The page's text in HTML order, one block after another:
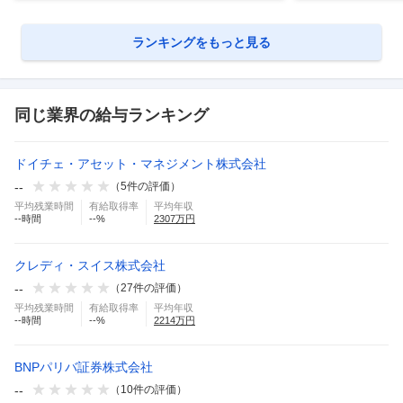
ランキングをもっと見る
同じ業界の給与ランキング
ドイチェ・アセット・マネジメント株式会社
--
（5件の評価）
平均残業時間
--時間
有給取得率
--%
平均年収
2307万円
クレディ・スイス株式会社
--
（27件の評価）
平均残業時間
--時間
有給取得率
--%
平均年収
2214万円
BNPパリバ証券株式会社
--
（ 10件の評価）